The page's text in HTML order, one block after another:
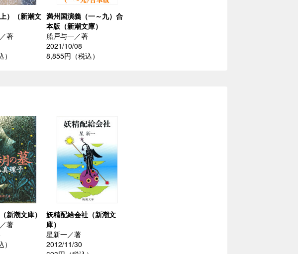
）（新潮文
著
満州国演義（一～九）合
本版（新潮文庫）
船戸与一／著
2021/10/08
8,855円（税込）
新潮文庫）
著
妖精配給会社（新潮文
庫）
星新一／著
2012/11/30